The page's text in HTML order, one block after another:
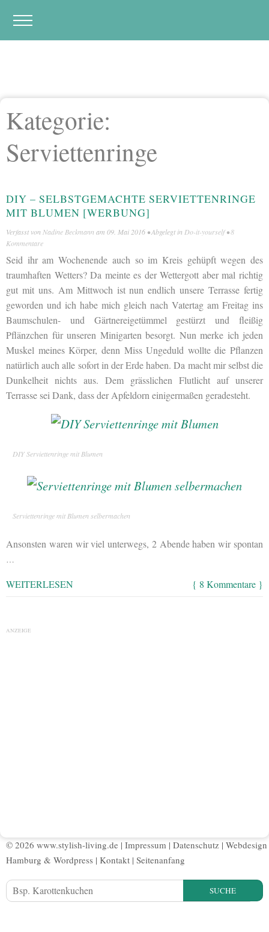
Kategorie:
Serviettenringe
DIY – SELBSTGEMACHTE SERVIETTENRINGE
MIT BLUMEN [WERBUNG]
Verfasst von Nadine Beckmann am 09. Mai 2016 • Abgelegt in Do-it-yourself•8
Kommentare
Seid ihr am Wochenende auch so im Kreis gehüpft wegen des
traumhaften Wetters? Da meinte es der Wettergott aber mal richtig
gut mit uns. Am Mittwoch ist nun endlich unsere Terrasse fertig
geworden und ich habe mich gleich nach Vatertag am Freitag ins
Baumschulen- und Gärtnereigetümmel gestürzt und fleißig
Pflänzchen für unseren Minigarten besorgt. Nun merke ich jeden
Muskel meines Körper, denn Miss Ungeduld wollte die Pflanzen
natürlich auch alle sofort in der Erde haben. Da macht mir selbst die
Dunkelheit nichts aus. Dem grässlichen Flutlicht auf unserer
Terrasse sei Dank, dass der Apfeldorn einigermaßen geradesteht.
DIY Serviettenringe mit Blumen
Serviettenringe mit Blumen selbermachen
Ansonsten waren wir viel unterwegs, 2 Abende haben wir spontan
…
WEITERLESEN { 8 Kommentare }
ANZEIGE
© 2026 www.stylish-living.de | Impressum | Datenschutz | Webdesign
Hamburg & Wordpress | Kontakt | Seitenanfang
SUCHE